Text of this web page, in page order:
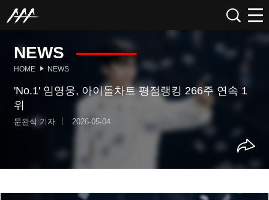
NEWS
HOME NEWS
'No.1' 임영웅, 아이돌차트 평점랭킹 266주 연속 1
위
문완식 기자 2026-05-04